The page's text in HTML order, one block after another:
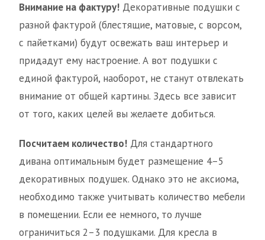
Внимание на фактуру! Декоративные подушки с
разной фактурой (блестящие, матовые, с ворсом,
с пайетками) будут освежать ваш интерьер и
придадут ему настроение. А вот подушки с
единой фактурой, наоборот, не станут отвлекать
внимание от общей картины. Здесь все зависит
от того, каких целей вы желаете добиться.
Посчитаем количество! Для стандартного
дивана оптимальным будет размещение 4–5
декоративных подушек. Однако это не аксиома,
необходимо также учитывать количество мебели
в помещении. Если ее немного, то лучше
ограничиться 2–3 подушками. Для кресла в